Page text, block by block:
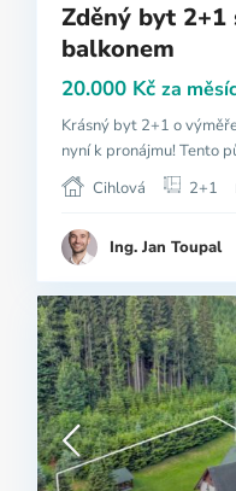
Zděný byt
balkonem
20.000 Kč za
Krásný byt 2+1 o
nyní k pronájmu! Tento
Cihlová
2+1
Ing. Jan Toupal